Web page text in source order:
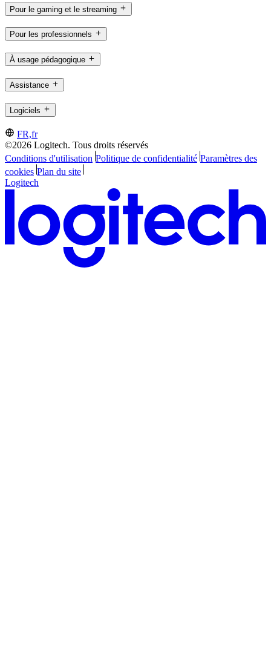
Pour le gaming et le streaming
Pour les professionnels
À usage pédagogique
Assistance
Logiciels
FR,fr
©2026 Logitech. Tous droits réservés
Conditions d'utilisation Politique de confidentialité Paramètres des
cookies Plan du site
Logitech